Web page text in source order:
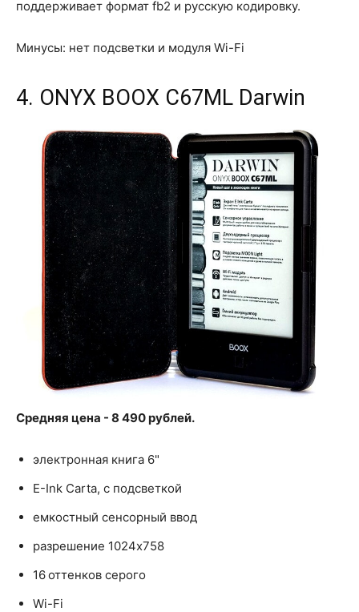
поддерживает формат fb2 и русскую кодировку.
Минусы: нет подсветки и модуля Wi-Fi
4. ONYX BOOX C67ML Darwin
Средняя цена - 8 490 рублей.
электронная книга 6"
E-Ink Carta, с подсветкой
емкостный сенсорный ввод
разрешение 1024x758
16 оттенков серого
Wi-Fi